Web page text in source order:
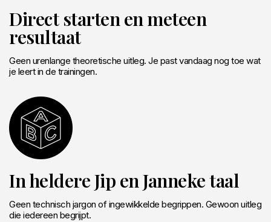
Direct starten en meteen
resultaat
Geen urenlange theoretische uitleg. Je past vandaag nog toe wat
je leert in de trainingen.
In heldere Jip en Janneke taal
Geen technisch jargon of ingewikkelde begrippen. Gewoon uitleg
die iedereen begrijpt.